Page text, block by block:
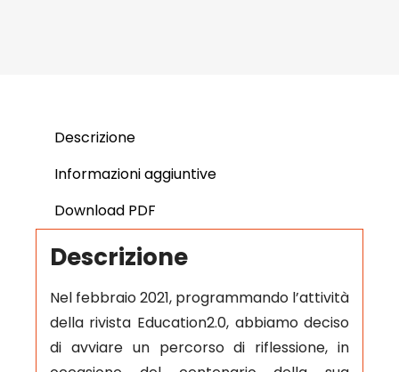
Descrizione
Informazioni aggiuntive
Download PDF
Descrizione
Nel febbraio 2021, programmando l’attività
della rivista Education2.0, abbiamo deciso
di avviare un percorso di riflessione, in